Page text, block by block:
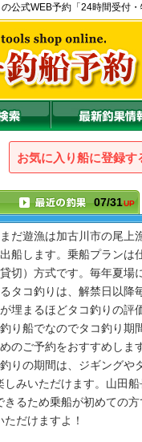
公式WEB予約「24時間受付
お気に入り船に登録
07/31UP
だ遊漁は加古川市の尾上
船します。乗船プランは
貸切）方式です。毎年夏場
タコ釣りは、解禁日以降
埋まるほどタコ釣りの評
り船でなのでタコ釣り期
のご予約をおすすめしま
りの期間は、ジギングや
みいただけます。山田
るため乗船が初めての
だけますよ！